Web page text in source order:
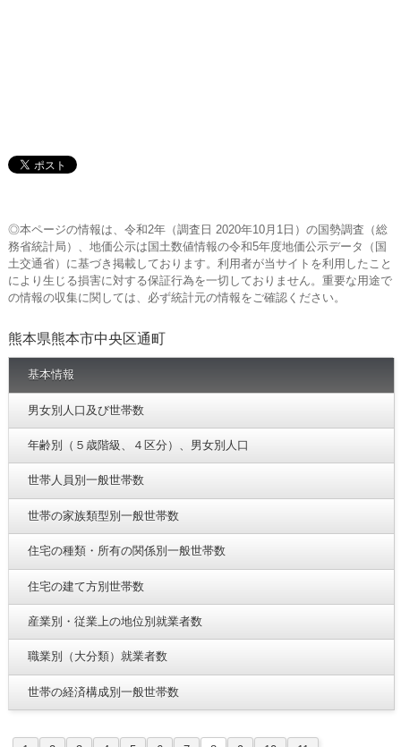
◎本ページの情報は、令和2年（調査日 2020年10月1日）の国勢調査（総
務省統計局）、地価公示は国土数値情報の令和5年度地価公示データ（国
土交通省）に基づき掲載しております。利用者が当サイトを利用したこと
により生じる損害に対する保証行為を一切しておりません。重要な用途で
の情報の収集に関しては、必ず統計元の情報をご確認ください。
熊本県熊本市中央区通町
基本情報
男女別人口及び世帯数
年齢別（５歳階級、４区分）、男女別人口
世帯人員別一般世帯数
世帯の家族類型別一般世帯数
住宅の種類・所有の関係別一般世帯数
住宅の建て方別世帯数
産業別・従業上の地位別就業者数
職業別（大分類）就業者数
世帯の経済構成別一般世帯数